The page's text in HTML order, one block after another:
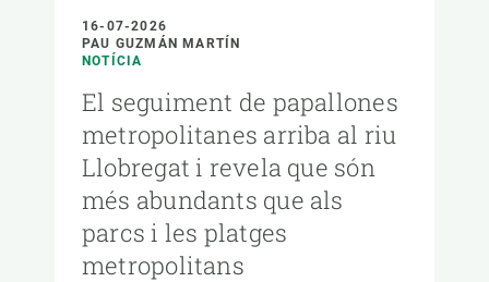
16-07-2026
PAU GUZMÁN MARTÍN
NOTÍCIA
El seguiment de papallones
metropolitanes arriba al riu
Llobregat i revela que són
més abundants que als
parcs i les platges
metropolitans